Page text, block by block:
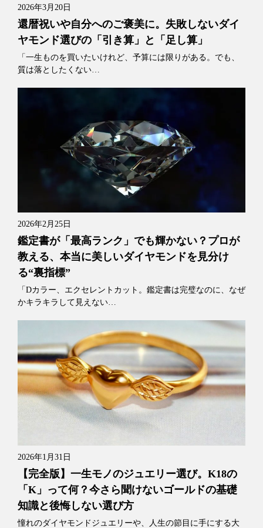
2026年3月20日
還暦祝いや自分へのご褒美に。失敗しないダイ
ヤモンド選びの「引き算」と「足し算」
「一生ものを買いたいけれど、予算には限りがある。でも、
質は落としたくない…
2026年2月25日
鑑定書が「最高ランク」でも輝かない？プロが
教える、本当に美しいダイヤモンドを見分け
る“裏指標”
「Dカラー、エクセレントカット。鑑定書は完璧なのに、なぜ
かキラキラして見えない…
2026年1月31日
【完全版】一生モノのジュエリー選び。K18の
「K」って何？今さら聞けないゴールドの基礎
知識と後悔しない選び方
憧れのダイヤモンドジュエリーや、人生の節目に手にする大